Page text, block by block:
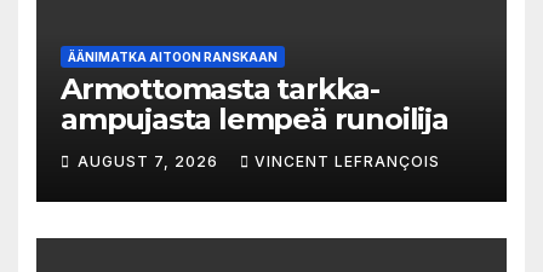
ÄÄNIMATKA AITOON RANSKAAN
Armottomasta tarkka-
ampujasta lempeä runoilija
AUGUST 7, 2026 VINCENT LEFRANÇOIS